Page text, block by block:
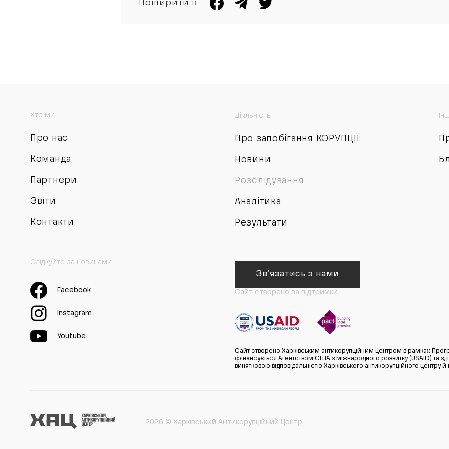
Поширити в
Хто ми
Про нас
Команда
Партнери
Звіти
Контакти
Діяльність
Про запобігання КОРУПЦІЇ:
Новини
Розслідування
Аналітика
Результати
Слідкуйте за новинами
Facebook
Instagram
Youtube
Зв'язатись з нами
Сайт створено за підтримки
Сайт створено Харківським антикорупційним центром в рамках
фінансується Агентством США з міжнародного розвитку (USAID) та
винятковою відповідальністю Харківського антикорупційного
2026 © Харківський Антикорупційний Центр